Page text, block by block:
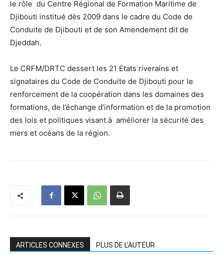
le rôle du Centre Régional de Formation Maritime de
Djibouti institué dès 2009 dans le cadre du Code de
Conduite de Djibouti et de son Amendement dit de
Djeddah.
Le CRFM/DRTC dessert les 21 Etats riverains et
signataires du Code de Conduite de Djibouti pour le
renforcement de la coopération dans les domaines des
formations, de l’échange d’information et de la promotion
des lois et politiques visant à améliorer la sécurité des
mers et océans de la région.
ARTICLES CONNEXES PLUS DE L'AUTEUR